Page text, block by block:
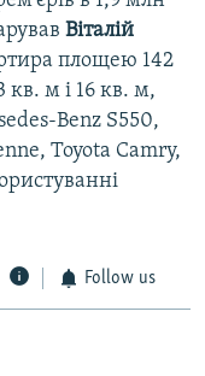
Віталій
площею 142
м і 16 кв. м,
Benz S550,
Toyota Camry,
Follow us